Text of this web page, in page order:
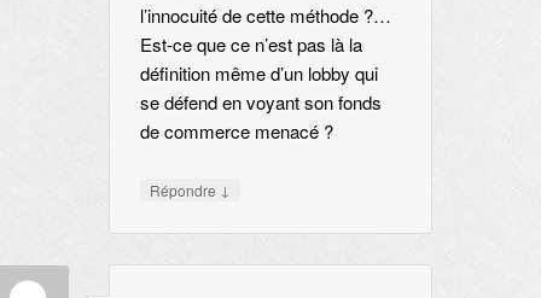
l’innocuité de cette méthode ?…
Est-ce que ce n’est pas là la
définition même d’un lobby qui
se défend en voyant son fonds
de commerce menacé ?
Répondre ↓